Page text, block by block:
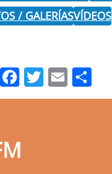
/ GALERÍASVÍDEOS
Facebook
Twitter
Email